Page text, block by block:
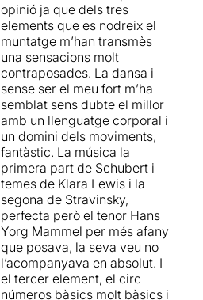
seu nom sota la direcció del
seu director artístic, des del
1999,Yaron Lifschitzi des
d'aleshores recorre el món
amb els seus espectacles.
Una companyia que
continua empenyent els
límits de la forma artística,
desdibuixant les línies
entre moviment, dansa,
teatre i circ, i que nosaltres
vam conèixer a la
inauguració del Festival
Grec 2013 amb el seu
espectacleOPUS, (vegeu
aquellaressenya) ...
espectacle que vam tornar a
veure al Teatre Lliure en
opinió ja que dels tres
elements que es nodreix el
muntatge m’han transmès
una sensacions molt
contraposades. La dansa i
sense ser el meu fort m’ha
semblat sens dubte el millor
amb un llenguatge corporal i
un domini dels moviments,
fantàstic. La música la
primera part de Schubert i
temes de Klara Lewis i la
segona de Stravinsky,
perfecta però el tenor Hans
Yorg Mammel per més afany
que posava, la seva veu no
l’acompanyava en absolut. I
el tercer element, el circ
números bàsics molt bàsics i